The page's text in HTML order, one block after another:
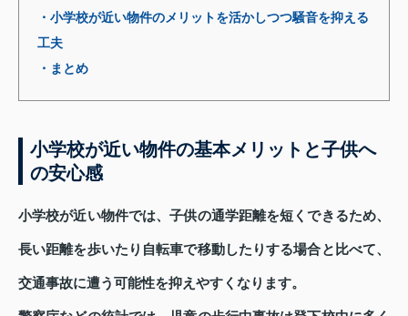
・小学校が近い物件のメリットを活かしつつ騒音を抑える
工夫
・まとめ
小学校が近い物件の基本メリットと子供へ
の安心感
小学校が近い物件では、子供の通学距離を短くできるため、
長い距離を歩いたり自転車で移動したりする場合と比べて、
交通事故に遭う可能性を抑えやすくなります。